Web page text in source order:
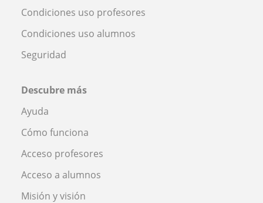
Condiciones uso profesores
Condiciones uso alumnos
Seguridad
Descubre más
Ayuda
Cómo funciona
Acceso profesores
Acceso a alumnos
Misión y visión